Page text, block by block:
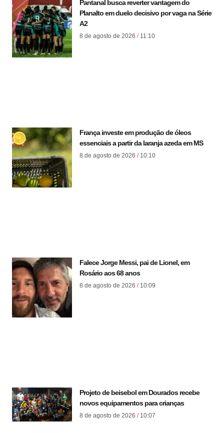
Pantanal busca reverter vantagem do
Planalto em duelo decisivo por vaga na Série
A2
8 de agosto de 2026 11:10
França investe em produção de óleos
essenciais a partir da laranja azeda em MS
8 de agosto de 2026 10:10
Falece Jorge Messi, pai de Lionel, em
Rosário aos 68 anos
8 de agosto de 2026 10:09
Projeto de beisebol em Dourados recebe
novos equipamentos para crianças
8 de agosto de 2026 10:07